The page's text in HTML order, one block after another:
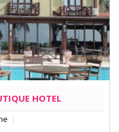
HOTEL